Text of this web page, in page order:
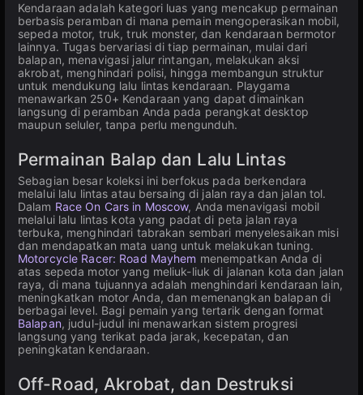
Kendaraan adalah kategori luas yang mencakup permainan
berbasis peramban di mana pemain mengoperasikan mobil,
sepeda motor, truk, truk monster, dan kendaraan bermotor
lainnya. Tugas bervariasi di tiap permainan, mulai dari
balapan, menavigasi jalur rintangan, melakukan aksi
akrobat, menghindari polisi, hingga membangun struktur
untuk mendukung lalu lintas kendaraan. Playgama
menawarkan 250+ Kendaraan yang dapat dimainkan
langsung di peramban Anda pada perangkat desktop
maupun seluler, tanpa perlu mengunduh.
Permainan Balap dan Lalu Lintas
Sebagian besar koleksi ini berfokus pada berkendara
melalui lalu lintas atau bersaing di jalan raya dan jalan tol.
Dalam Race On Cars in Moscow, Anda menavigasi mobil
melalui lalu lintas kota yang padat di peta jalan raya
terbuka, menghindari tabrakan sembari menyelesaikan misi
dan mendapatkan mata uang untuk melakukan tuning.
Motorcycle Racer: Road Mayhem menempatkan Anda di
atas sepeda motor yang meliuk-liuk di jalanan kota dan jalan
raya, di mana tujuannya adalah menghindari kendaraan lain,
meningkatkan motor Anda, dan memenangkan balapan di
berbagai level. Bagi pemain yang tertarik dengan format
Balapan, judul-judul ini menawarkan sistem progresi
langsung yang terikat pada jarak, kecepatan, dan
peningkatan kendaraan.
Off-Road, Akrobat, dan Destruksi